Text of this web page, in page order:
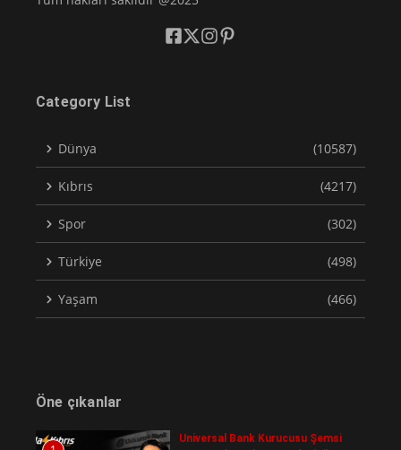
Category List
Dünya (10587)
Kıbrıs (4217)
Spor (302)
Türkiye (498)
Yaşam (466)
Öne çıkanlar
Universal Bank Kurucusu Şemsi